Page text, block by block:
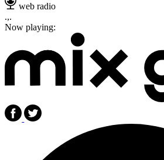
web radio
.,.
Now playing: